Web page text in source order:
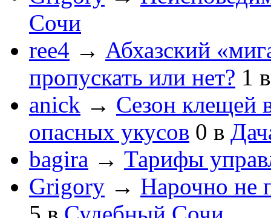
Сочи
ree4 → Абхазский
пропускать или нет? 1
anick → Сезон клещей
опасных укусов 0 в
bagira → Тарифы
Grigory → Нарочно не